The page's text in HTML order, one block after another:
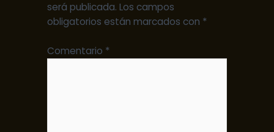
será publicada. Los campos
obligatorios están marcados con *
Comentario *